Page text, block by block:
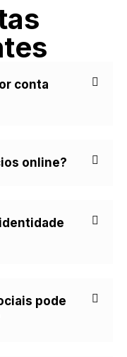
conta
online?
pode